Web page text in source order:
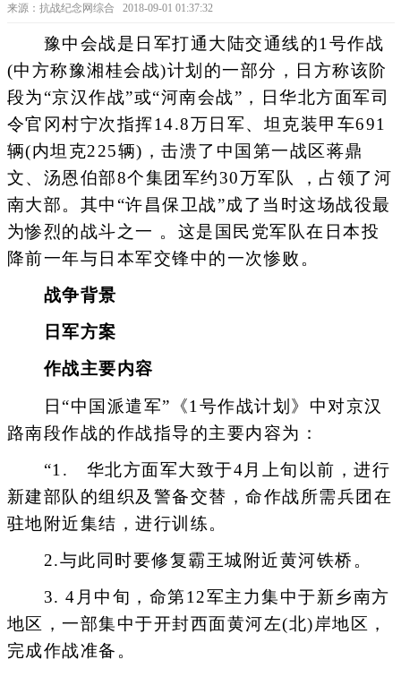
来源：抗战纪念网综合 2018-09-01 01:37:32
豫中会战是日军打通大陆交通线的1号作战
(中方称豫湘桂会战)计划的一部分，日方称该阶
段为“京汉作战”或“河南会战”，日华北方面军司
令官冈村宁次指挥14.8万日军、坦克装甲车691
辆(内坦克225辆)，击溃了中国第一战区蒋鼎
文、汤恩伯部8个集团军约30万军队 ，占领了河
南大部。其中“许昌保卫战”成了当时这场战役最
为惨烈的战斗之一 。这是国民党军队在日本投
降前一年与日本军交锋中的一次惨败。
战争背景
日军方案
作战主要内容
日“中国派遣军”《1号作战计划》中对京汉
路南段作战的作战指导的主要内容为：
“1. 华北方面军大致于4月上旬以前，进行
新建部队的组织及警备交替，命作战所需兵团在
驻地附近集结，进行训练。
2.与此同时要修复霸王城附近黄河铁桥。
3. 4月中旬，命第12军主力集中于新乡南方
地区，一部集中于开封西面黄河左(北)岸地区，
完成作战准备。